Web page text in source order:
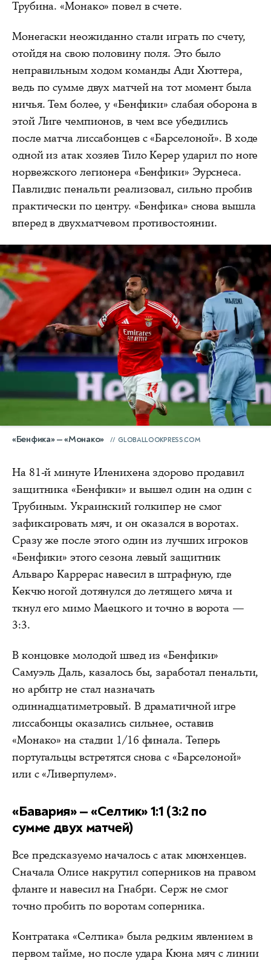
Трубина. «Монако» повел в счете.
Монегаски неожиданно стали играть по счету,
отойдя на свою половину поля. Это было
неправильным ходом команды Ади Хюттера,
ведь по сумме двух матчей на тот момент была
ничья. Тем более, у «Бенфики» слабая оборона в
этой Лиге чемпионов, в чем все убедились
после матча лиссабонцев с «Барселоной». В ходе
одной из атак хозяев Тило Керер ударил по ноге
норвежского легионера «Бенфики» Эурснеса.
Павлидис пенальти реализовал, сильно пробив
практически по центру. «Бенфика» снова вышла
вперед в двухматчевом противостоянии.
«Бенфика» — «Монако» GLOBALLOOKPRESS.COM
На 81-й минуте Иленихена здорово продавил
защитника «Бенфики» и вышел один на один с
Трубиным. Украинский голкипер не смог
зафиксировать мяч, и он оказался в воротах.
Сразу же после этого один из лучших игроков
«Бенфики» этого сезона левый защитник
Альваро Каррерас навесил в штрафную, где
Кекчю ногой дотянулся до летящего мяча и
ткнул его мимо Маецкого и точно в ворота —
3:3.
В концовке молодой швед из «Бенфики»
Самуэль Даль, казалось бы, заработал пенальти,
но арбитр не стал назначать
одиннадцатиметровый. В драматичной игре
лиссабонцы оказались сильнее, оставив
«Монако» на стадии 1/16 финала. Теперь
португальцы встретятся снова с «Барселоной»
или с «Ливерпулем».
«Бавария» — «Селтик» 1:1 (3:2 по
сумме двух матчей)
Все предсказуемо началось с атак мюнхенцев.
Сначала Олисе накрутил соперников на правом
фланге и навесил на Гнабри. Серж не смог
точно пробить по воротам соперника.
Контратака «Селтика» была редким явлением в
первом тайме, но после удара Кюна мяч с линии